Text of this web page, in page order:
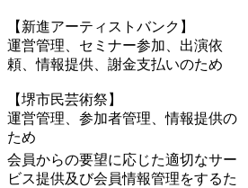
【新進アーティストバンク】
運営管理、セミナー参加、出演依
頼、情報提供、謝金支払いのため
【堺市民芸術祭】
運営管理、参加者管理、情報提供の
ため
会員からの要望に応じた適切なサー
ビス提供及び会員情報管理をするた